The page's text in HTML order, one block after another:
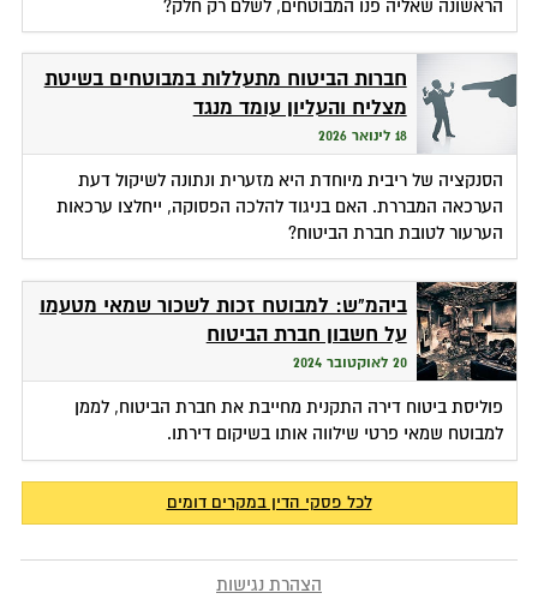
הראשונה שאליה פנו המבוטחים, לשלם רק חלק?
חברות הביטוח מתעללות במבוטחים בשיטת
מצליח והעליון עומד מנגד
18 לינואר 2026
הסנקציה של ריבית מיוחדת היא מזערית ונתונה לשיקול דעת
הערכאה המבררת. האם בניגוד להלכה הפסוקה, ייחלצו ערכאות
הערעור לטובת חברת הביטוח?
ביהמ"ש: למבוטח זכות לשכור שמאי מטעמו
על חשבון חברת הביטוח
20 לאוקטובר 2024
פוליסת ביטוח דירה התקנית מחייבת את חברת הביטוח, לממן
למבוטח שמאי פרטי שילווה אותו בשיקום דירתו.
לכל פסקי הדין במקרים דומים
הצהרת נגישות